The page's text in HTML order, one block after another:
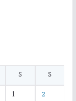
S
S
1
2